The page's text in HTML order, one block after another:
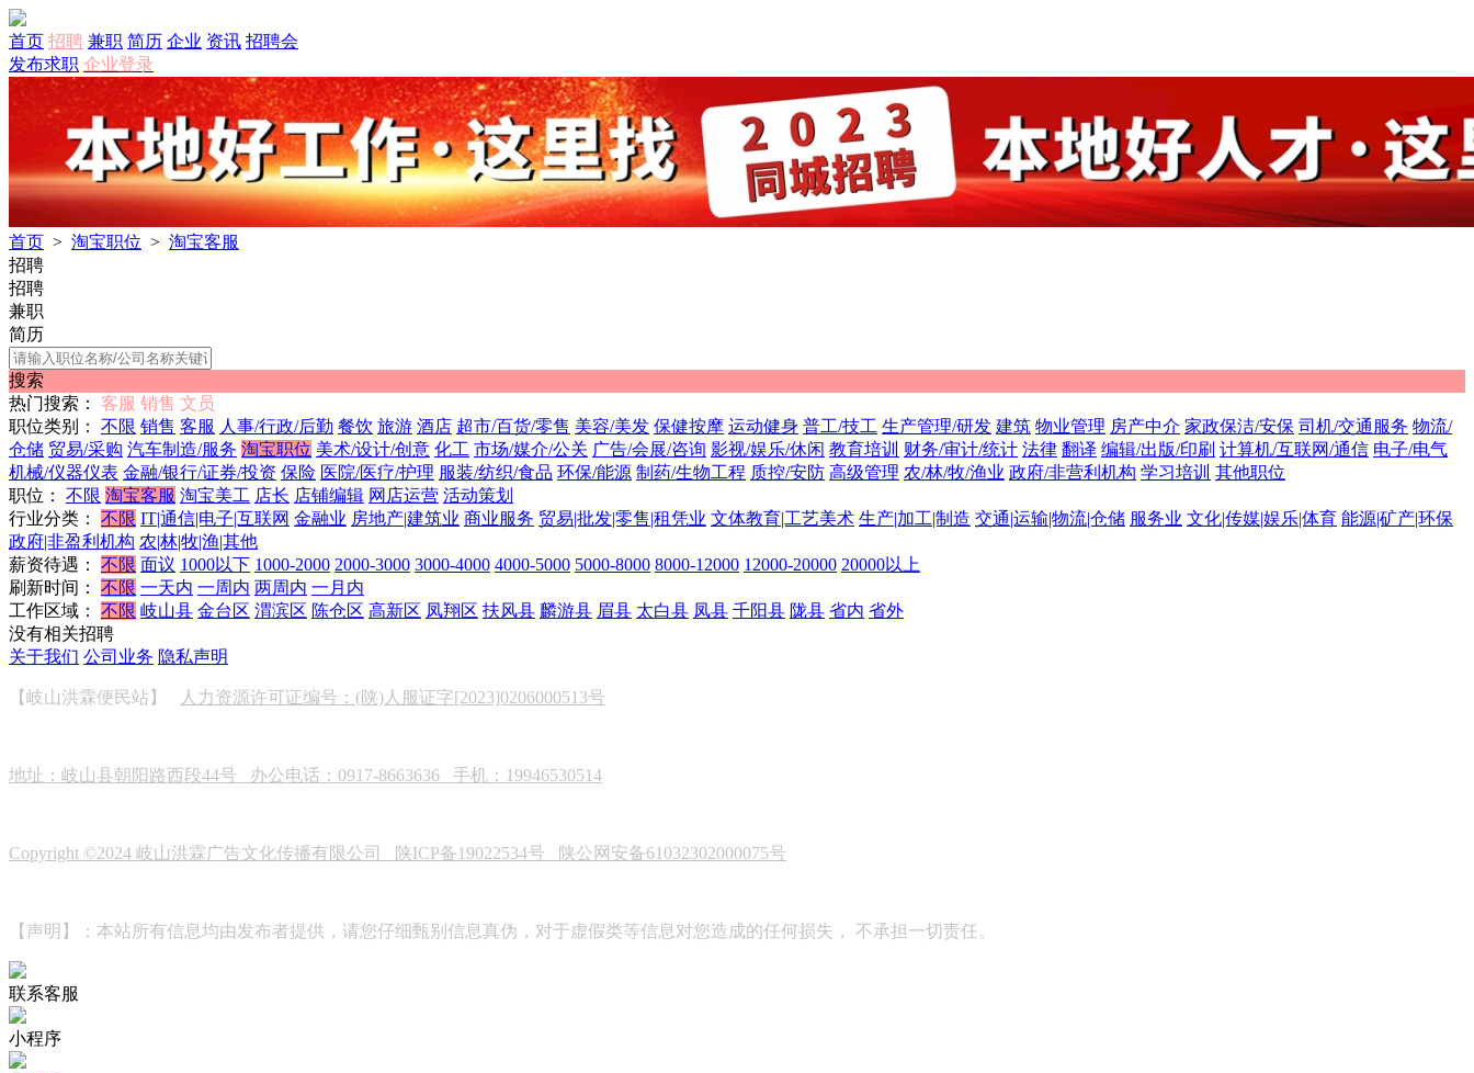
首页 招聘 兼职 简历 企业 资讯 招聘会
发布求职 企业登录
首页 > 淘宝职位 > 淘宝客服
招聘
招聘
兼职
简历
搜索
热门搜索：
客服 销售 文员
职位类别：
不限 销售 客服 人事/行政/后勤 餐饮 旅游 酒店 超市/百货/零售 美容/美发 保健按摩 运动健身 普工/技工 生产管理/研发 建筑 物业管理 房产中介 家政保洁/安保 司机/交通服务 物流/
仓储 贸易/采购 汽车制造/服务 淘宝职位 美术/设计/创意 化工 市场/媒介/公关 广告/会展/咨询 影视/娱乐/休闲 教育培训 财务/审计/统计 法律 翻译 编辑/出版/印刷 计算机/互联网/通信 电子/电气
机械/仪器仪表 金融/银行/证券/投资 保险 医院/医疗/护理 服装/纺织/食品 环保/能源 制药/生物工程 质控/安防 高级管理 农/林/牧/渔业 政府/非营利机构 学习培训 其他职位
职位：
不限 淘宝客服 淘宝美工 店长 店铺编辑 网店运营 活动策划
行业分类：
不限 IT|通信|电子|互联网 金融业 房地产|建筑业 商业服务 贸易|批发|零售|租凭业 文体教育|工艺美术 生产|加工|制造 交通|运输|物流|仓储 服务业 文化|传媒|娱乐|体育 能源|矿产|环保
政府|非盈利机构 农|林|牧|渔|其他
薪资待遇：
不限 面议 1000以下 1000-2000 2000-3000 3000-4000 4000-5000 5000-8000 8000-12000 12000-20000 20000以上
刷新时间：
不限 一天内 一周内 两周内 一月内
工作区域：
不限 岐山县 金台区 渭滨区 陈仓区 高新区 凤翔区 扶风县 麟游县 眉县 太白县 凤县 千阳县 陇县 省内 省外
没有相关招聘
关于我们 公司业务 隐私声明
【岐山洪霖便民站】 人力资源许可证编号：(陕)人服证字[2023]0206000513号
地址：岐山县朝阳路西段44号 办公电话：0917-8663636 手机：19946530514
Copyright ©2024 岐山洪霖广告文化传播有限公司 陕ICP备19022534号 陕公网安备61032302000075号
【声明】：本站所有信息均由发布者提供，请您仔细甄别信息真伪，对于虚假类等信息对您造成的任何损失， 不承担一切责任。
联系客服
小程序